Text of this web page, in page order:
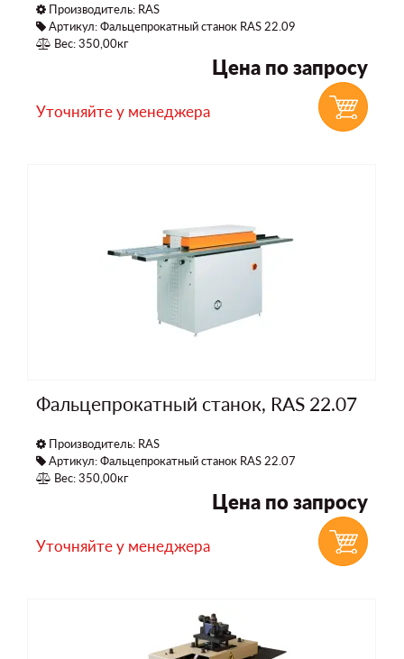
Производитель: RAS
Артикул: Фальцепрокатный станок RAS 22.09
Вес: 350,00кг
Цена по запросу
Уточняйте у менеджера
Фальцепрокатный станок, RAS 22.07
Производитель: RAS
Артикул: Фальцепрокатный станок RAS 22.07
Вес: 350,00кг
Цена по запросу
Уточняйте у менеджера